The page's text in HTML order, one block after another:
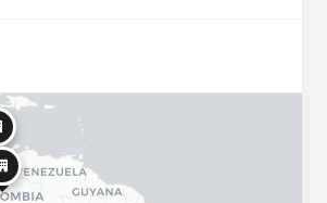
Of. 323, Las Condes